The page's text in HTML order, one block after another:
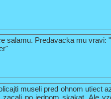
salamu. Predavacka mu vravi:
museli pred ohnom utiect
zacali po jednom skakat. Ale